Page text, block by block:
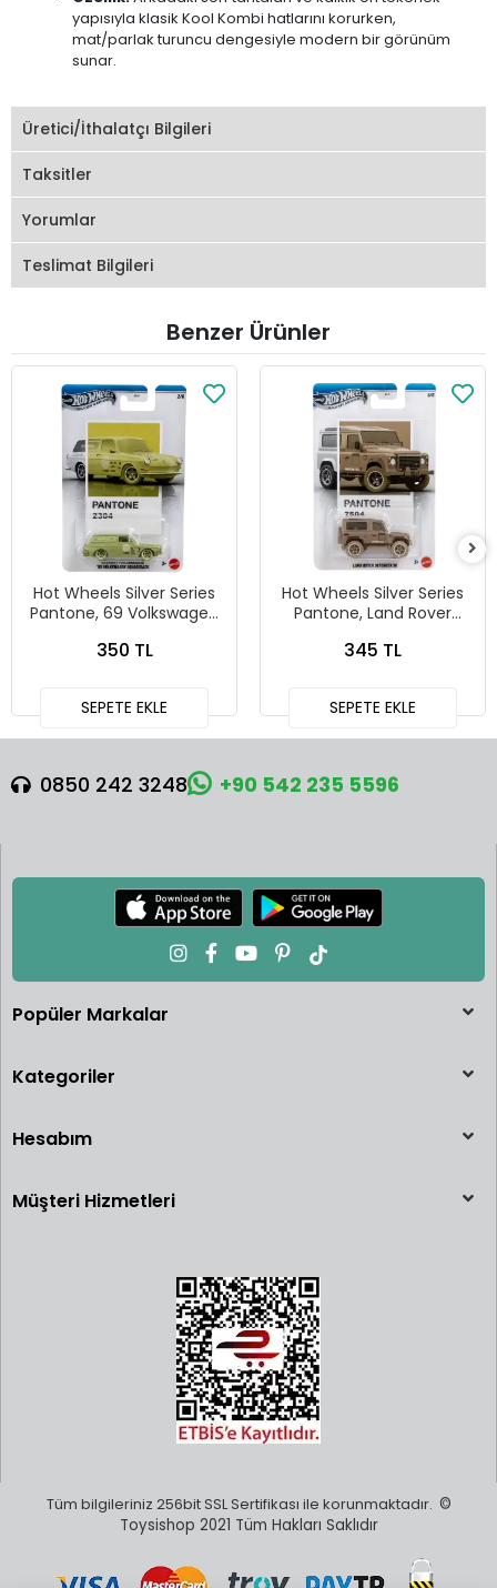
yapısıyla klasik Kool Kombi hatlarını korurken,
mat/parlak turuncu dengesiyle modern bir görünüm
sunar.
Üretici/İthalatçı Bilgileri
Taksitler
Yorumlar
Teslimat Bilgileri
Benzer Ürünler
Hot Wheels Silver Series
Pantone, 69 Volkswagen
350 TL
SEPETE EKLE
Hot Wheels Silver Series
Pantone, Land Rover
345 TL
SEPETE EKLE
0850 242 3248 +90 542 235 5596
Popüler Markalar
Kategoriler
Hesabım
Müşteri Hizmetleri
Tüm bilgileriniz 256bit SSL Sertifikası ile korunmaktadır. ©
Toysishop 2021 Tüm Hakları Saklıdır